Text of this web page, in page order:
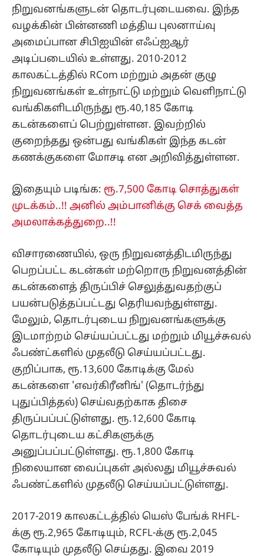
நிறுவனங்களுடன் தொடர்புடையவை. இந்த
வழக்கின் பின்னணி மத்திய புலனாய்வு
அமைப்பான சிபிஐயின் எஃப்ஐஆர்
அடிப்படையில் உள்ளது. 2010-2012
காலகட்டத்தில் RCom மற்றும் அதன் குழு
நிறுவனங்கள் உள்நாட்டு மற்றும் வெளிநாட்டு
வங்கிகளிடமிருந்து ரூ.40,185 கோடி
கடன்களைப் பெற்றுள்ளன. இவற்றில்
குறைந்தது ஒன்பது வங்கிகள் இந்த கடன்
கணக்குகளை மோசடி என அறிவித்துள்ளன.
இதையும் படிங்க: ரூ.7,500 கோடி சொத்துகள்
முடக்கம்..!! அனில் அம்பானிக்கு செக் வைத்த
அமலாக்கத்துறை..!!
விசாரணையில், ஒரு நிறுவனத்திடமிருந்து
பெறப்பட்ட கடன்கள் மற்றொரு நிறுவனத்தின்
கடன்களைத் திருப்பிச் செலுத்துவதற்குப்
பயன்படுத்தப்பட்டது தெரியவந்துள்ளது.
மேலும், தொடர்புடைய நிறுவனங்களுக்கு
இடமாற்றம் செய்யப்பட்டது மற்றும் மியூச்சுவல்
ஃபண்ட்களில் முதலீடு செய்யப்பட்டது.
குறிப்பாக, ரூ.13,600 கோடிக்கு மேல்
கடன்களை 'எவர்கிரீனிங்' (தொடர்ந்து
புதுப்பித்தல்) செய்வதற்காக திசை
திருப்பப்பட்டுள்ளது. ரூ.12,600 கோடி
தொடர்புடைய கட்சிகளுக்கு
அனுப்பப்பட்டுள்ளது. ரூ.1,800 கோடி
நிலையான வைப்புகள் அல்லது மியூச்சுவல்
ஃபண்ட்களில் முதலீடு செய்யப்பட்டுள்ளது.
2017-2019 காலகட்டத்தில் யெஸ் பேங்க் RHFL-
க்கு ரூ.2,965 கோடியும், RCFL-க்கு ரூ.2,045
கோடியும் முதலீடு செய்தது. இவை 2019